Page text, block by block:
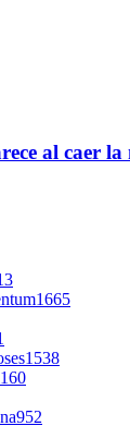
al caer la
1665
1538
952